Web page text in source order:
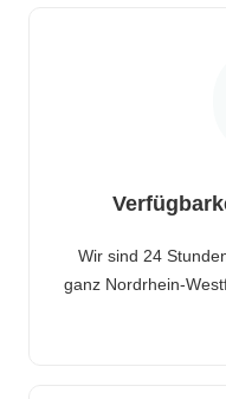
Wir sind 24
ganz Nordrhein-